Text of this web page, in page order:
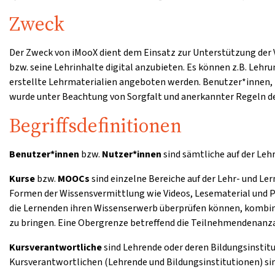
Zweck
Der Zweck von iMooX dient dem Einsatz zur Unterstützung
bzw. seine Lehrinhalte digital anzubieten. Es können z.B.
erstellte Lehrmaterialien angeboten werden.
wurde unter Beachtung von Sorgfalt und anerkannter Regeln
Begriffsdefinitionen
Benutzer*innen bzw. Nutzer*innensind sämtliche auf der
Kursebzw. MOOCssind einzelne Bereiche auf der Lehr- und
Formen der Wissensvermittlung wie Videos, Lesematerial
die Lernenden ihren Wissenserwerb überprüfen können,
zu bringen. Eine Obergrenze betreffend die
Kursverantwortlichesind Lehrende oder deren
Kursverantwortlichen (Lehrende und Bildungsinstitutionen)